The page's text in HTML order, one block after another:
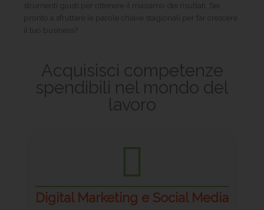
strumenti giusti per ottenere il massimo dei risultati. Sei
pronto a sfruttare le parole chiave stagionali per far crescere
il tuo business?
Acquisisci competenze
spendibili nel mondo del
lavoro
Digital Marketing e Social Media